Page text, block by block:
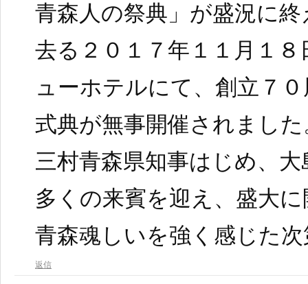
青森人の祭典」が盛況に
去る２０１７年１１月１
ューホテルにて、創立７
式典が無事開催されました
三村青森県知事はじめ、
多くの来賓を迎え、盛大
青森魂しいを強く感じた
返信